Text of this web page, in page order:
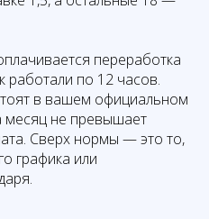
переработка
работали по 12 часов.
в вашем официальном
месяц не превышает
Сверх нормы — это то,
графика или